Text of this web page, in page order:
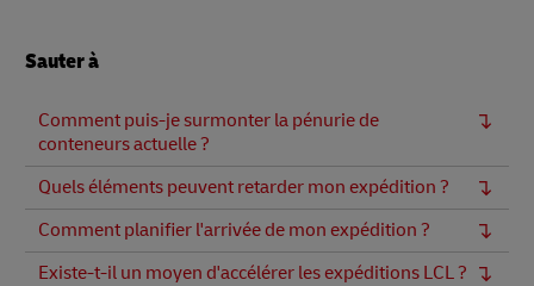
Sauter à
Comment puis-je surmonter la pénurie de
conteneurs actuelle ?
Quels éléments peuvent retarder mon expédition ?
Comment planifier l'arrivée de mon expédition ?
Existe-t-il un moyen d'accélérer les expéditions LCL ?